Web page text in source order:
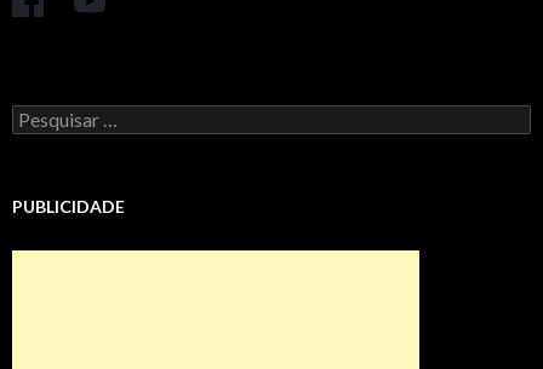
Pesquisar
por:
PUBLICIDADE